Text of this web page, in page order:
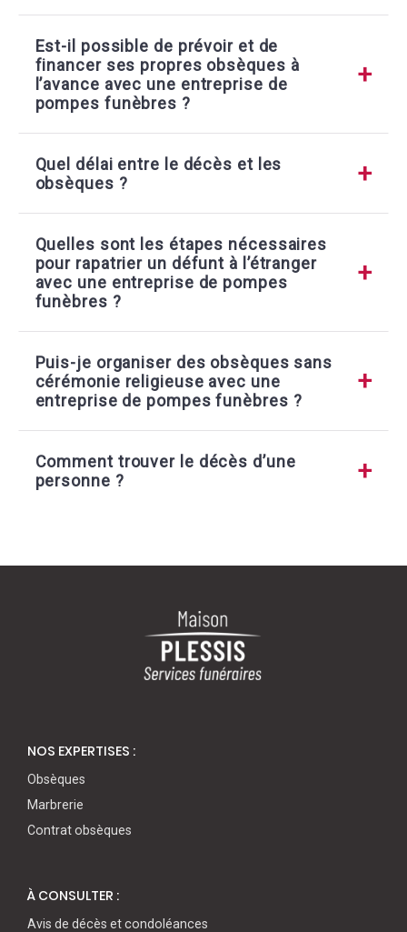
Est-il possible de prévoir et de
financer ses propres obsèques à
l’avance avec une entreprise de
pompes funèbres ?
Quel délai entre le décès et les
obsèques ?
Quelles sont les étapes nécessaires
pour rapatrier un défunt à l’étranger
avec une entreprise de pompes
funèbres ?
Puis-je organiser des obsèques sans
cérémonie religieuse avec une
entreprise de pompes funèbres ?
Comment trouver le décès d’une
personne ?
NOS EXPERTISES :
Obsèques
Marbrerie
Contrat obsèques
À CONSULTER :
Avis de décès et condoléances